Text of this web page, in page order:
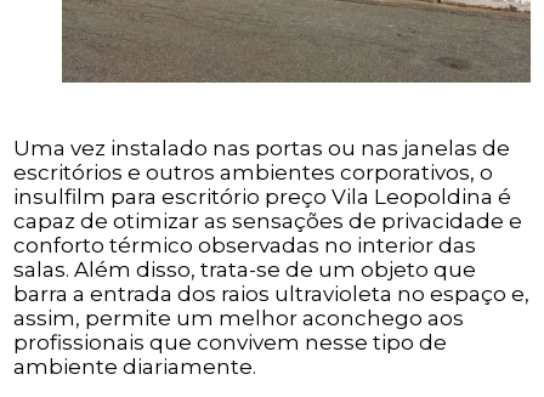
Uma vez instalado nas portas ou nas janelas de
escritórios e outros ambientes corporativos, o
insulfilm para escritório preço Vila Leopoldina é
capaz de otimizar as sensações de privacidade e
conforto térmico observadas no interior das
salas. Além disso, trata-se de um objeto que
barra a entrada dos raios ultravioleta no espaço e,
assim, permite um melhor aconchego aos
profissionais que convivem nesse tipo de
ambiente diariamente.